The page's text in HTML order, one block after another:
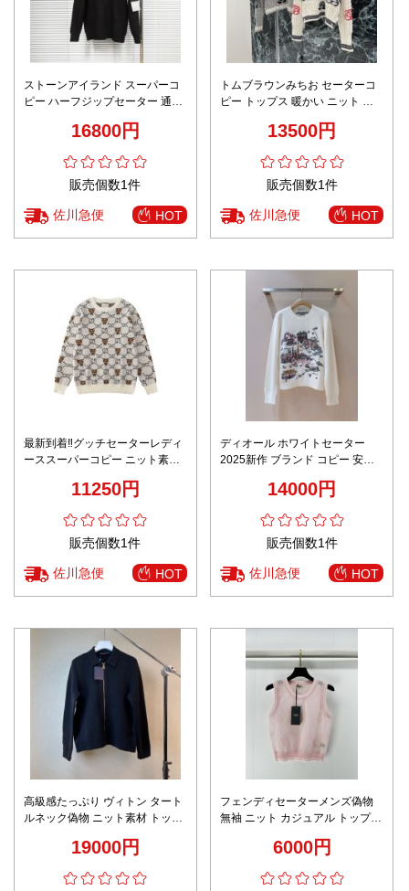
ストーンアイランド スーパーコ
ピー ハーフジップセーター 通気
16800円
販売個数1件
佐川急便 HOT
トムブラウンみちお セーターコ
ピー トップス 暖かい ニット ロ
13500円
販売個数1件
佐川急便 HOT
最新到着‼グッチセーターレディ
ーススーパーコピー ニット素材
11250円
販売個数1件
佐川急便 HOT
ディオール ホワイトセーター
2025新作 ブランド コピー 安全
適な着心地 レビュー高リピ率
14000円
販売個数1件
佐川急便 HOT
高級感たっぷり ヴィトン タート
ルネック偽物 ニット素材 トップ
19000円
フェンディセーターメンズ偽物
無袖 ニット カジュアル トップス
6000円